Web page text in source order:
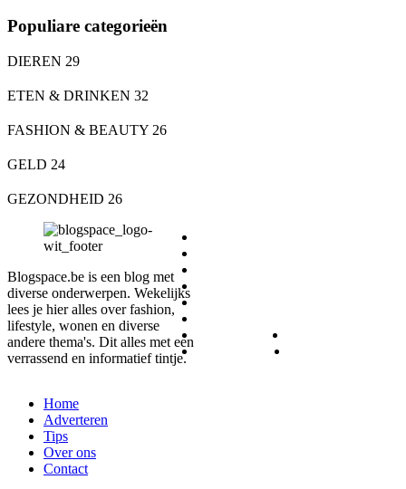
Populiare categorieën
DIEREN 29
ETEN & DRINKEN 32
FASHION & BEAUTY 26
GELD 24
GEZONDHEID 26
Blogspace.be is een blog met
diverse onderwerpen. Wekelijks
lees je hier alles over fashion,
lifestyle, wonen en diverse
andere thema's. Dit alles met een
verrassend en informatief tintje.
Home
Adverteren
Tips
Over ons
Contact